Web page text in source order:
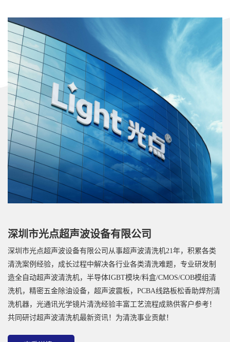
深圳市光点超声波设备有限公司
深圳市光点超声波设备有限公司从事超声波清洗机21年，积累各类
清洗案例经验，成长过程中解决各行业各类清洗难题，专业研发制
造全自动超声波清洗机，半导体IGBT模块/料盒/CMOS/COB模组清
洗机，精密五金除油设备，超声波震板，PCBA线路板松香助焊剂清
洗机器，光通讯光学镜片清洗经验丰富工艺流程成熟供客户参考！
共同研讨超声波清洗机最新资讯！为清洗事业贡献！